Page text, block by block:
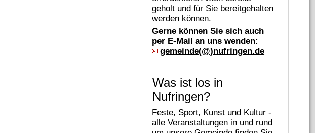
geholt und für Sie bereitgehalten
werden können.
Gerne können Sie sich auch
per E-Mail an uns wenden:
gemeinde(@)nufringen.de
Was ist los in
Nufringen?
Feste, Sport, Kunst und Kultur -
alle Veranstaltungen in und rund